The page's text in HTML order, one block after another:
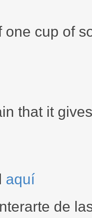
one cup of
that it
aquí
de